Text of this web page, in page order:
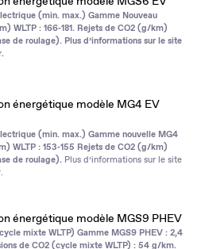
(min. max.) Gamme Nouveau
WLTP : 166‑181. Rejets de CO2 (g/km)
de roulage). Plus d’informations sur le site
.
énergétique modèle MG4 EV
(min. max.) Gamme nouvelle MG4
WLTP : 153‑155 Rejets de CO2 (g/km)
de roulage). Plus d’informations sur le site
.
énergétique modèle MGS9 PHEV
mixte WLTP) Gamme MGS9 PHEV : 2,4
de CO2 (cycle mixte WLTP) : 54 g/km.